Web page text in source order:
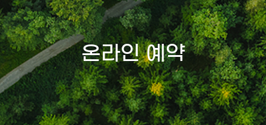
온라인 예약